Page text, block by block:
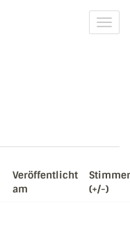
ein-/
Veröffentlicht
am
(+/-)